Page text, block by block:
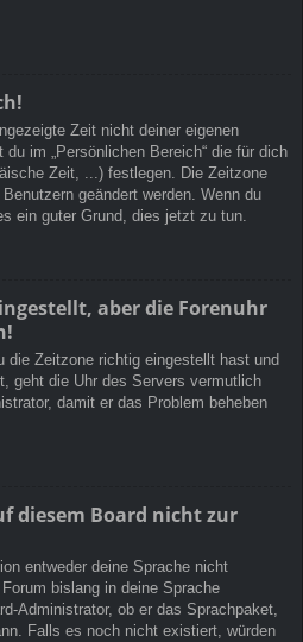
Zeit nicht deiner eigenen
im „Persönlichen Bereich“ die für dich
Zeit, ...) festlegen. Die Zeitzone
geändert werden. Wenn du
ein guter Grund, dies jetzt zu tun.
aber die Forenuhr
die Zeitzone richtig eingestellt hast und
geht die Uhr des Servers vermutlich
damit er das Problem beheben
diesem Board nicht zur
entweder deine Sprache nicht
bislang in deine Sprache
Administrator, ob er das Sprachpaket,
Falls es noch nicht existiert, würden